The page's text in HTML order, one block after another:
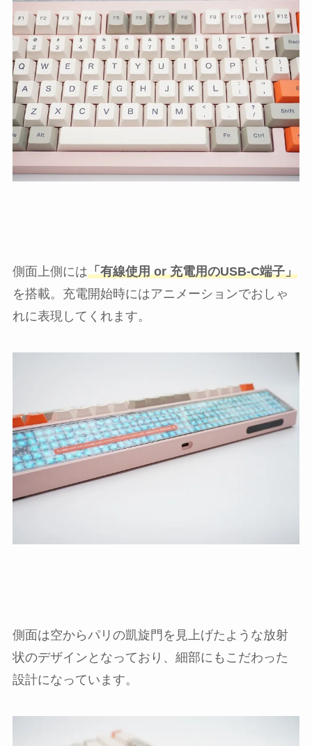
側面上側には「有線使用 or 充電用のUSB-C端子」
を搭載。充電開始時にはアニメーションでおしゃ
れに表現してくれます。
側面は空からパリの凱旋門を見上げたような放射
状のデザインとなっており、細部にもこだわった
設計になっています。